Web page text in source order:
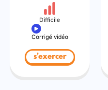
Difficile
Corrigé vidéo
s'exercer